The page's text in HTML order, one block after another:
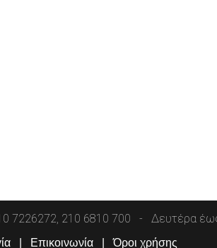
7226272, 210 6810 700 Δευτέρα
Επικοινωνία Όροι χρήσης